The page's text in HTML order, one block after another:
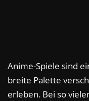
Anime-Spiele sind
breite Palette
erleben. Bei so